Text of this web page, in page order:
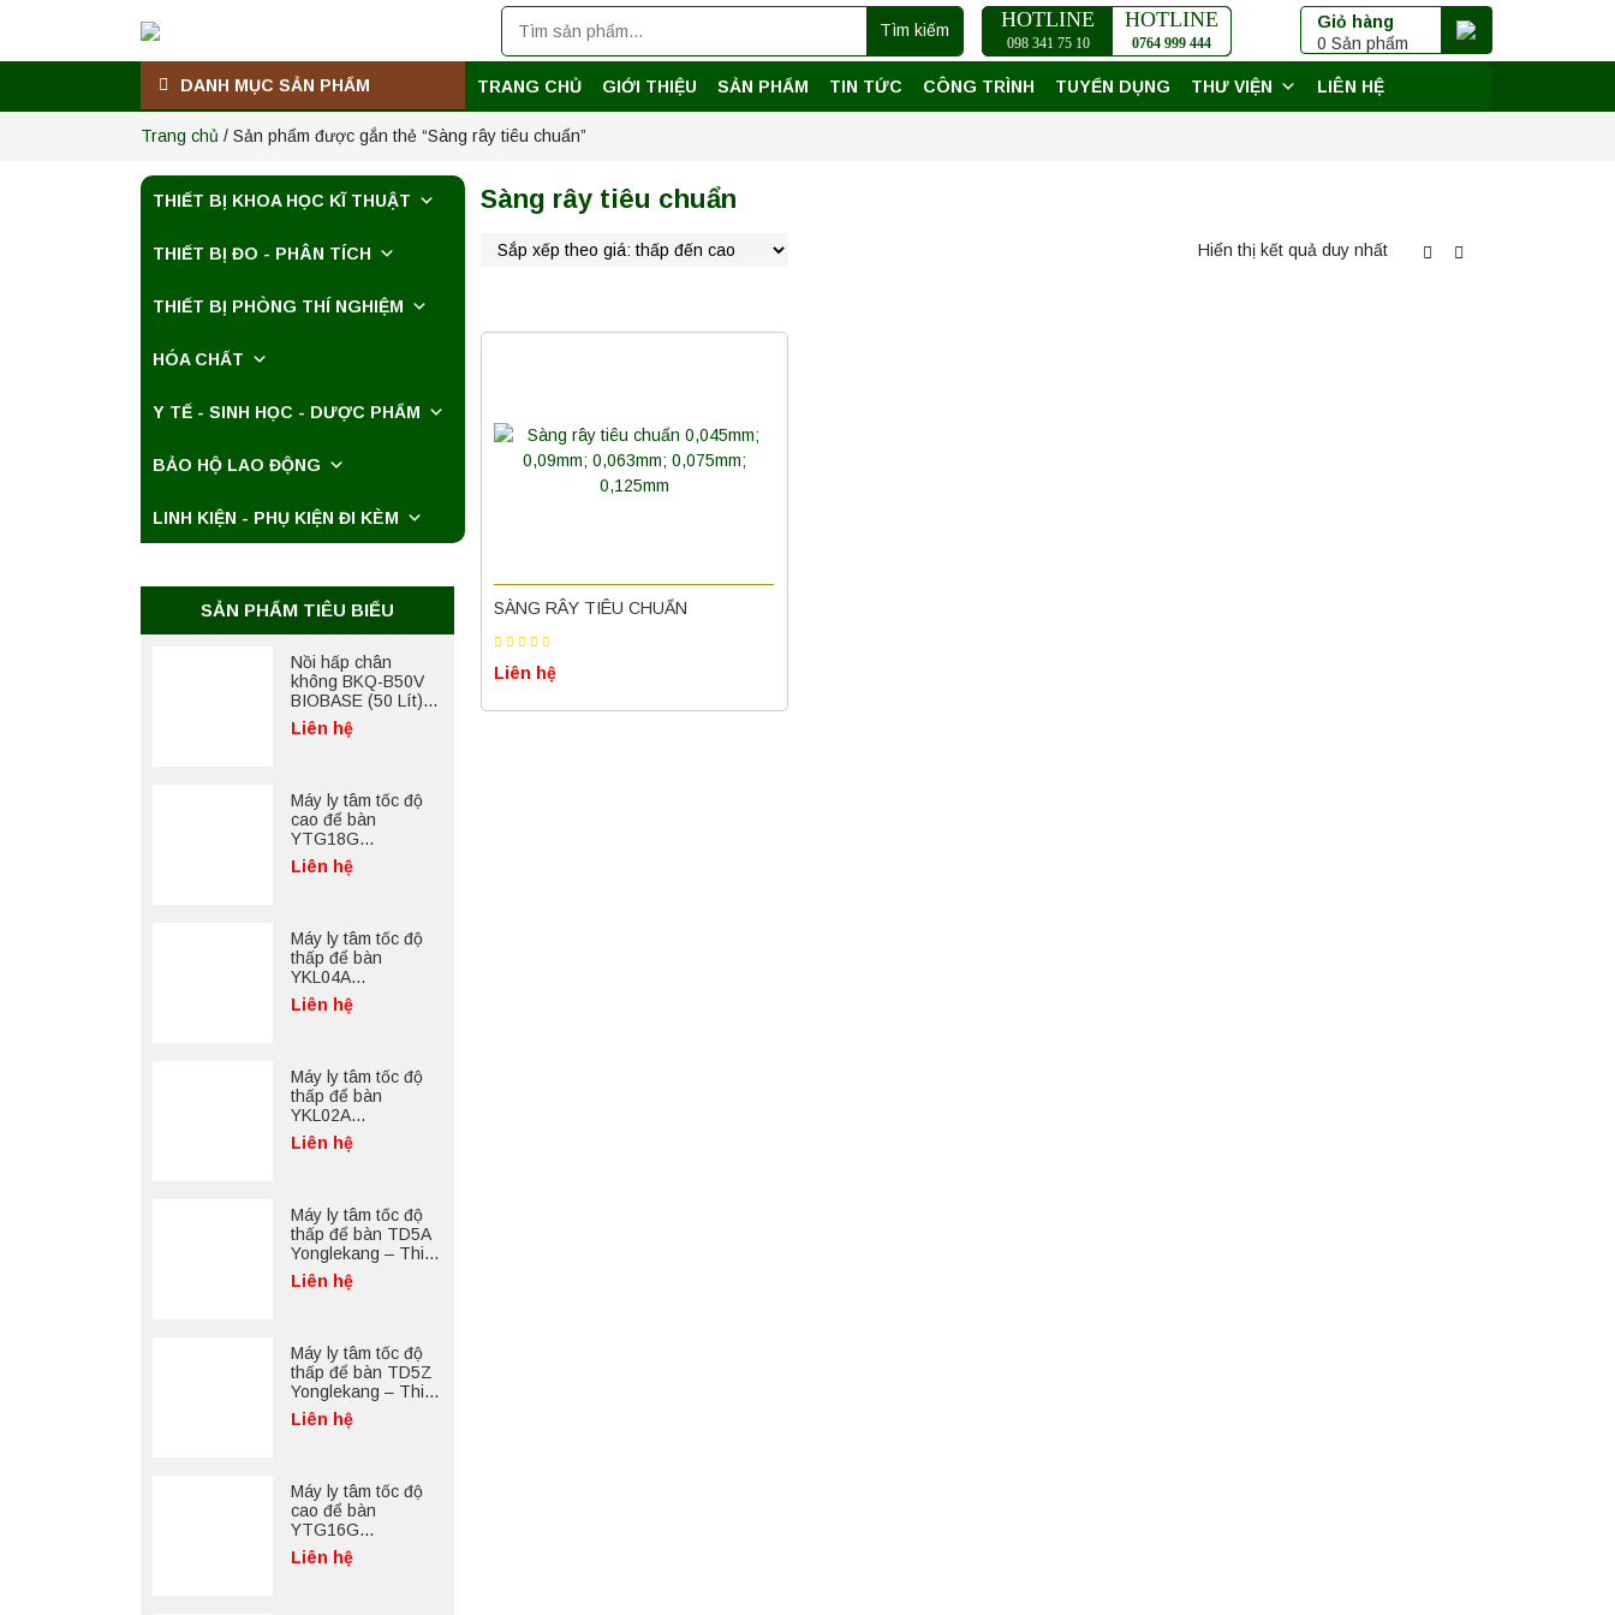
Giỏ hàng
0 Sản phẩm
Tìm kiếm HOTLINE
098 341 75 10
HOTLINE
0764 999 444
DANH MỤC SẢN PHẨM
THIẾT BỊ KHOA HỌC KĨ THUẬT
THIẾT BỊ ĐO - PHÂN TÍCH
THIẾT BỊ PHÒNG THÍ NGHIỆM
HÓA CHẤT
Y TẾ - SINH HỌC - DƯỢC PHẨM
BẢO HỘ LAO ĐỘNG
LINH KIỆN - PHỤ KIỆN ĐI KÈM
TRANG CHỦ GIỚI THIỆU SẢN PHẨM TIN TỨC CÔNG TRÌNH TUYỂN DỤNG THƯ VIỆN LIÊN HỆ
Trang chủ / Sản phẩm được gắn thẻ “Sàng rây tiêu chuẩn”
Sàng rây tiêu chuẩn
Hiển thị kết quả duy nhất
SÀNG RÂY TIÊU CHUẨN
Liên hệ
SẢN PHẨM TIÊU BIỂU
Nồi hấp chân
không BKQ-B50V
BIOBASE (50 Lít) –
Giải pháp tiệt trùng
hiệu quả
Liên hệ
Máy ly tâm tốc độ
cao để bàn
YTG18G
Yonglekang – Thiết
bị ly tâm phòng thí
Liên hệ
Máy ly tâm tốc độ
thấp để bàn
YKL04A
Yonglekang – Máy
ly tâm phòng thí
Liên hệ
Máy ly tâm tốc độ
thấp để bàn
YKL02A
Yonglekang – Máy
ly tâm phòng thí
Liên hệ
Máy ly tâm tốc độ
thấp để bàn TD5A
Yonglekang – Thiết
bị ly tâm phòng thí
nghiệm
Liên hệ
Máy ly tâm tốc độ
thấp để bàn TD5Z
Yonglekang – Thiết
bị ly tâm phòng thí
nghiệm
Liên hệ
Máy ly tâm tốc độ
cao để bàn
YTG16G
Yonglekang – Thiết
bị ly tâm phòng thí
Liên hệ